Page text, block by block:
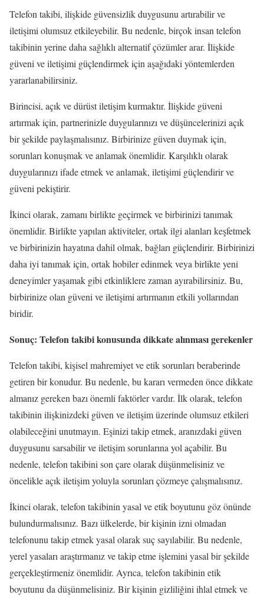
Telefon takibi, ilişkide güvensizlik duygusunu artırabilir ve
iletişimi olumsuz etkileyebilir. Bu nedenle, birçok insan telefon
takibinin yerine daha sağlıklı alternatif çözümler arar. İlişkide
güveni ve iletişimi güçlendirmek için aşağıdaki yöntemlerden
yararlanabilirsiniz.
Birincisi, açık ve dürüst iletişim kurmaktır. İlişkide güveni
artırmak için, partnerinizle duygularınızı ve düşüncelerinizi açık
bir şekilde paylaşmalısınız. Birbirinize güven duymak için,
sorunları konuşmak ve anlamak önemlidir. Karşılıklı olarak
duygularınızı ifade etmek ve anlamak, iletişimi güçlendirir ve
güveni pekiştirir.
İkinci olarak, zamanı birlikte geçirmek ve birbirinizi tanımak
önemlidir. Birlikte yapılan aktiviteler, ortak ilgi alanları keşfetmek
ve birbirinizin hayatına dahil olmak, bağları güçlendirir. Birbirinizi
daha iyi tanımak için, ortak hobiler edinmek veya birlikte yeni
deneyimler yaşamak gibi etkinliklere zaman ayırabilirsiniz. Bu,
birbirinize olan güveni ve iletişimi artırmanın etkili yollarından
biridir.
Sonuç: Telefon takibi konusunda dikkate alınması gerekenler
Telefon takibi, kişisel mahremiyet ve etik sorunları beraberinde
getiren bir konudur. Bu nedenle, bu kararı vermeden önce dikkate
almanız gereken bazı önemli faktörler vardır. İlk olarak, telefon
takibinin ilişkinizdeki güven ve iletişim üzerinde olumsuz etkileri
olabileceğini unutmayın. Eşinizi takip etmek, aranızdaki güven
duygusunu sarsabilir ve iletişim sorunlarına yol açabilir. Bu
nedenle, telefon takibini son çare olarak düşünmelisiniz ve
öncelikle açık iletişim yoluyla sorunları çözmeye çalışmalısınız.
İkinci olarak, telefon takibinin yasal ve etik boyutunu göz önünde
bulundurmalısınız. Bazı ülkelerde, bir kişinin izni olmadan
telefonunu takip etmek yasal olarak suç sayılabilir. Bu nedenle,
yerel yasaları araştırmanız ve takip etme işlemini yasal bir şekilde
gerçekleştirmeniz önemlidir. Ayrıca, telefon takibinin etik
boyutunu da düşünmelisiniz. Bir kişinin gizliliğini ihlal etmek ve